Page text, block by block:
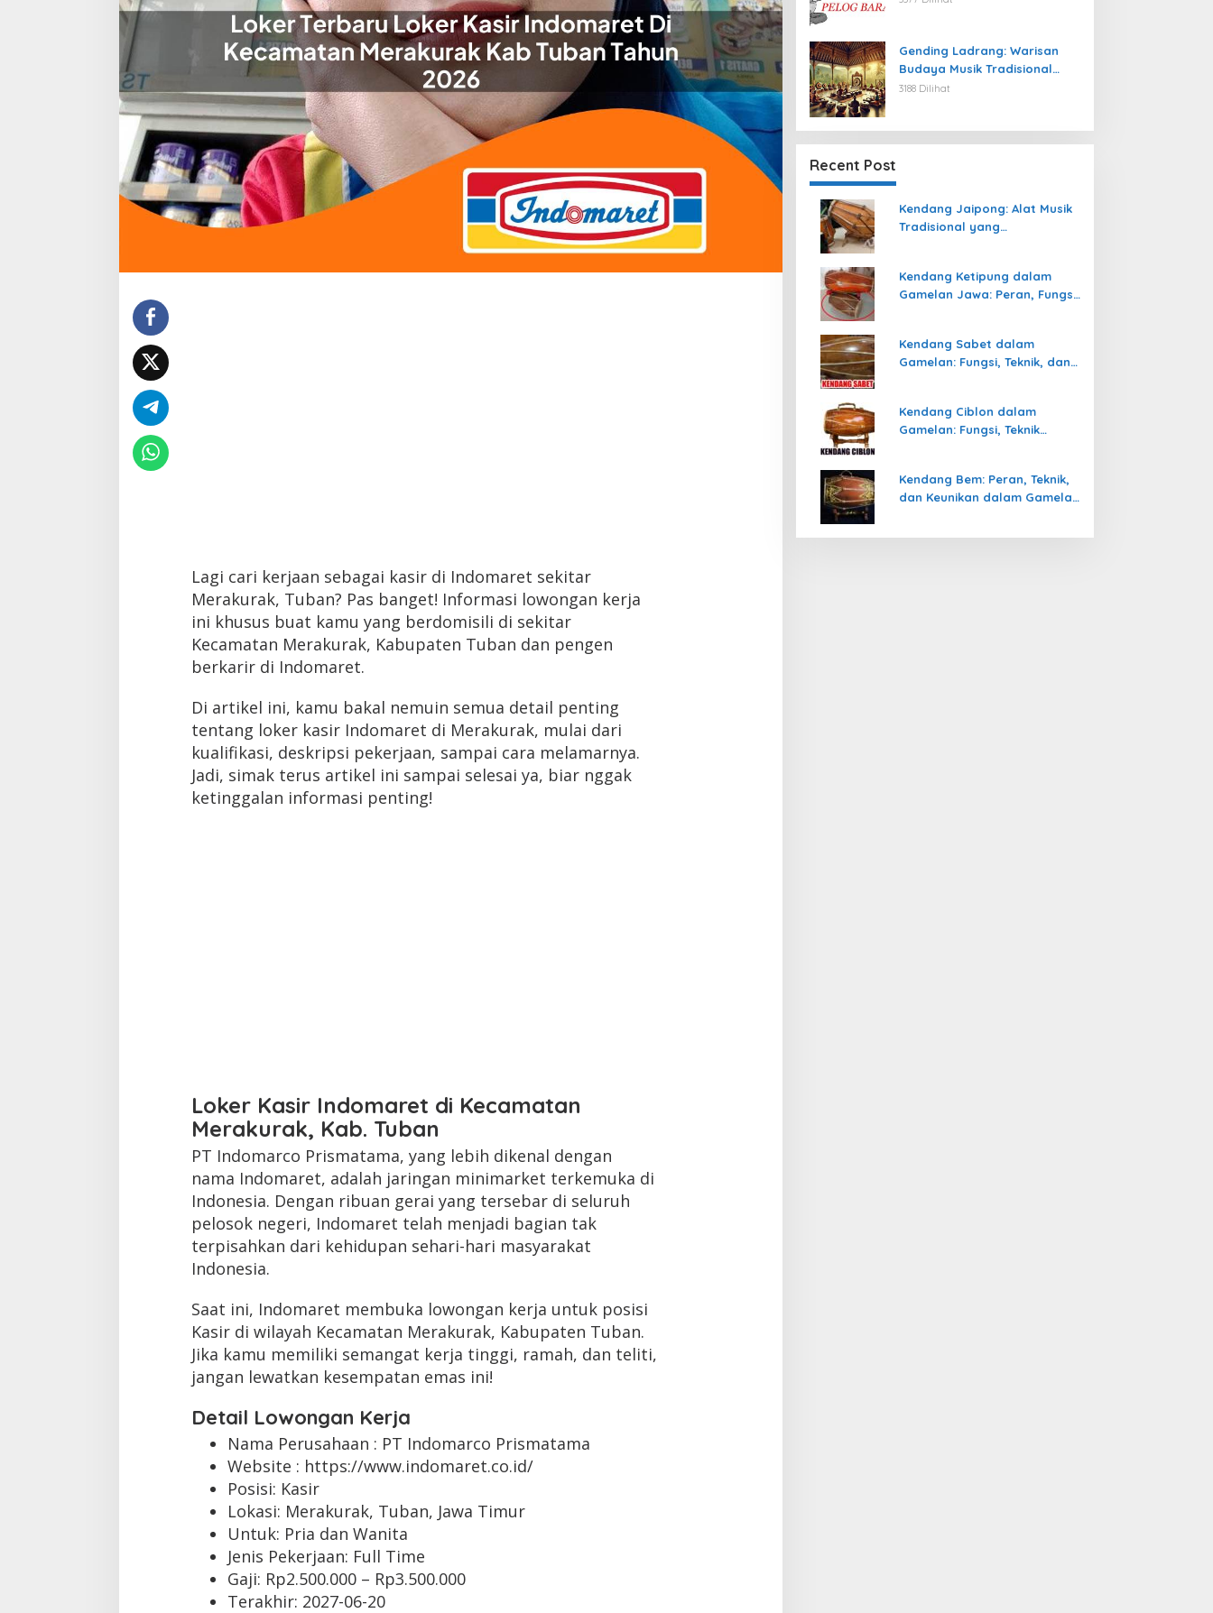
Lagi cari kerjaan sebagai kasir di Indomaret sekitar
Merakurak, Tuban? Pas banget! Informasi lowongan kerja
ini khusus buat kamu yang berdomisili di sekitar
Kecamatan Merakurak, Kabupaten Tuban dan pengen
berkarir di Indomaret.
Di artikel ini, kamu bakal nemuin semua detail penting
tentang loker kasir Indomaret di Merakurak, mulai dari
kualifikasi, deskripsi pekerjaan, sampai cara melamarnya.
Jadi, simak terus artikel ini sampai selesai ya, biar nggak
ketinggalan informasi penting!
Loker Kasir Indomaret di Kecamatan
Merakurak, Kab. Tuban
PT Indomarco Prismatama, yang lebih dikenal dengan
nama Indomaret, adalah jaringan minimarket terkemuka di
Indonesia. Dengan ribuan gerai yang tersebar di seluruh
pelosok negeri, Indomaret telah menjadi bagian tak
terpisahkan dari kehidupan sehari-hari masyarakat
Indonesia.
Saat ini, Indomaret membuka lowongan kerja untuk posisi
Kasir di wilayah Kecamatan Merakurak, Kabupaten Tuban.
Jika kamu memiliki semangat kerja tinggi, ramah, dan teliti,
jangan lewatkan kesempatan emas ini!
Detail Lowongan Kerja
Nama Perusahaan : PT Indomarco Prismatama
Website : https://www.indomaret.co.id/
Posisi: Kasir
Lokasi: Merakurak, Tuban, Jawa Timur
Untuk: Pria dan Wanita
Jenis Pekerjaan: Full Time
Gaji: Rp2.500.000– Rp3.500.000
Terakhir: 2027-06-20
Gending Ladrang: Warisan
Budaya Musik Tradisional
Jawa yang Abadi
3188 Dilihat
Recent Post
Kendang Jaipong: Alat Musik
Tradisional yang
Kendang Ketipung dalam
Gamelan Jawa: Peran, Fungsi,
Kendang Sabet dalam
Gamelan: Fungsi, Teknik, dan
Kendang Ciblon dalam
Gamelan: Fungsi, Teknik
Kendang Bem: Peran, Teknik,
dan Keunikan dalam Gamelan